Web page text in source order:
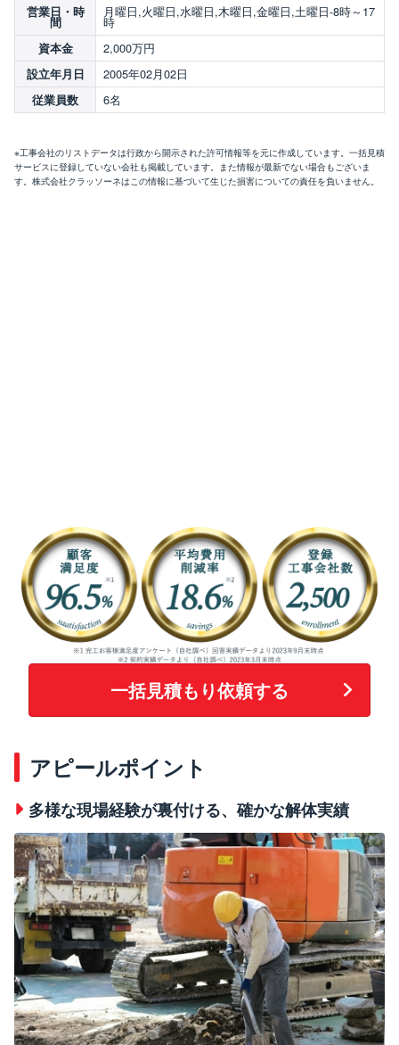
営業日・時
間
月曜日,火曜日,水曜日,木曜日,金曜日,土曜日-8時～17
時
資本金 2,000万円
設立年月日 2005年02月02日
従業員数 6名
※工事会社のリストデータは行政から開示された許可情報等を元に作成しています。一括見積
サービスに登録していない会社も掲載しています。また情報が最新でない場合もございま
す。株式会社クラッソーネはこの情報に基づいて生じた損害についての責任を負いません。
一括見積もり依頼する
アピールポイント
多様な現場経験が裏付ける、確かな解体実績